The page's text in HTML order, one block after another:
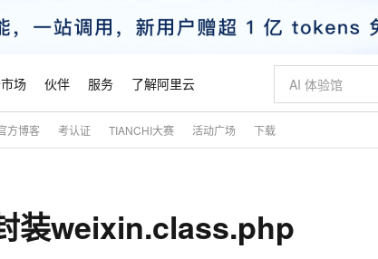
场 伙伴 服务 了解阿里云
方博客 考认证 TIANCHI大赛 活动广场 下载
装weixin.class.php
提供智能易用的域名与建站服务
果 上传文档即自动完成翻译和格式还原
GLM-5.2：长任务时代开源旗舰模型
品抢先购
AI 特惠
至高享 1亿+免费 tokens，加速 Al 应用落地
AI 场景体
价格计算器
价格优势
配置报价
数据与 API
手机三要素
基础软件
成为产品伙伴
产品生态伙伴
产品伙伴
企业增值服务
专家技术服务
阿里云认证
最佳实践
云上奥运之旅
市场活动